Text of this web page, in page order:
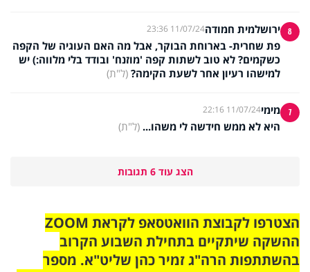
8 ירושלמית חמודה11/07/24 23:36
פת שחרית- בארוחת הבוקר, אבל מה האם העוגיה של הקפה
כשקמים? לא טוב לשתות קפה 'מוזנח' ובודד בלי מלווה:) יש
למישהו רעיון אחר לשעת הקימה? (ל"ת)
7 מימי11/07/24 22:16
היא לא ממש חידשה לי משהו... (ל"ת)
הצג עוד 6 תגובות
הצטרפו לקבוצת הוואטסאפ לקראת ZOOM
ההשקה שיתקיים בתחילת השבוע הקרוב
בהשתתפות הרה"ג זמיר כהן שליט"א. מספר